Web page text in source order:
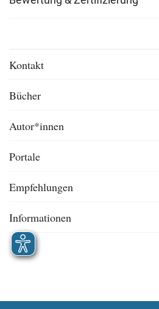
Kontakt
Bücher
Autor*innen
Portale
Empfehlungen
Informationen